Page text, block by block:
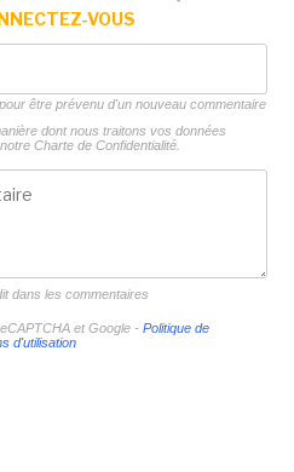
VOUS
être prévenu d'un nouveau commentaire
dont nous traitons vos données
Charte de Confidentialité.
dans les commentaires
et Google - Politique de
d'utilisation